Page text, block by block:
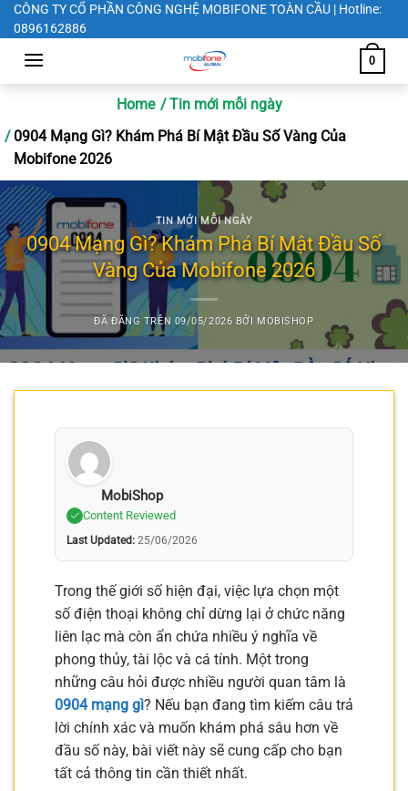
Chuyển
đến
CÔNG TY CỔ PHẦN CÔNG NGHỆ MOBIFONE TOÀN CẦU | Hotline:
0896162886
0
Home
Tin mới mỗi ngày
0904 Mạng Gì? Khám Phá Bí Mật Đầu Số Vàng Của
Mobifone 2026
TIN MỚI MỖI NGÀY
0904 Mạng Gì? Khám Phá Bí Mật Đầu Số
Vàng Của Mobifone 2026
ĐÃ ĐĂNG TRÊN 09/05/2026 BỞI MOBISHOP
MobiShop
Content Reviewed
Last Updated: 25/06/2026
Trong thế giới số hiện đại, việc lựa chọn một
số điện thoại không chỉ dừng lại ở chức năng
liên lạc mà còn ẩn chứa nhiều ý nghĩa về
phong thủy, tài lộc và cá tính. Một trong
những câu hỏi được nhiều người quan tâm là
0904 mạng gì? Nếu bạn đang tìm kiếm câu trả
lời chính xác và muốn khám phá sâu hơn về
đầu số này, bài viết này sẽ cung cấp cho bạn
tất cả thông tin cần thiết nhất.